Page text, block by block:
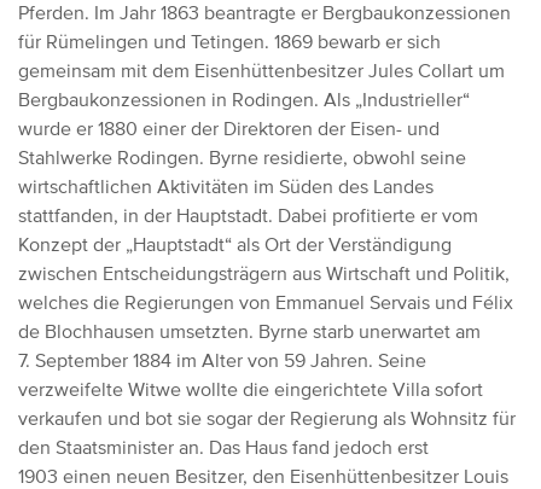
Pferden. Im Jahr 1863 beantragte er Bergbaukonzessionen
für Rümelingen und Tetingen. 1869 bewarb er sich
gemeinsam mit dem Eisenhüttenbesitzer Jules Collart um
Bergbaukonzessionen in Rodingen. Als „Industrieller“
wurde er 1880 einer der Direktoren der Eisen- und
Stahlwerke Rodingen. Byrne residierte, obwohl seine
wirtschaftlichen Aktivitäten im Süden des Landes
stattfanden, in der Hauptstadt. Dabei profitierte er vom
Konzept der „Hauptstadt“ als Ort der Verständigung
zwischen Entscheidungsträgern aus Wirtschaft und Politik,
welches die Regierungen von Emmanuel Servais und Félix
de Blochhausen umsetzten. Byrne starb unerwartet am
7. September 1884 im Alter von 59 Jahren. Seine
verzweifelte Witwe wollte die eingerichtete Villa sofort
verkaufen und bot sie sogar der Regierung als Wohnsitz für
den Staatsminister an. Das Haus fand jedoch erst
1903 einen neuen Besitzer, den Eisenhüttenbesitzer Louis